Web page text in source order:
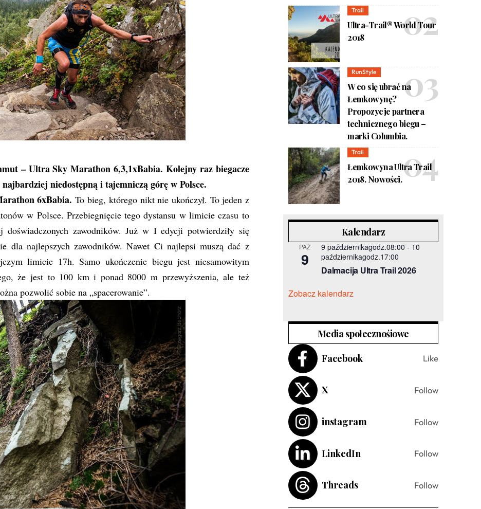
– Ultra Sky Marathon 6,3,1xBabia. Kolejny raz biegacze
niedostępną i tajemniczą górę w Polsce.
6xBabia. To bieg, którego nikt nie ukończył. To jeden z
w Polsce. Przebiegnięcie tego dystansu w limicie czasu to
zawodników. Już w I edycji potwierdziły się
dla najlepszych zawodników. Nawet Ci najlepsi muszą dać z
limicie 17h. Samo ukończenie biegu jest niesamowitym
że jest to 100 km i ponad 8000 m przewyższenia, ale też
pozwolić sobie na „spacerowanie”.
Trail
Ultra-Trail® World Tour
2018
RunStyle
W co się ubrać na
Łemkowynę?
Propozycje partnera
technicznego biegu –
marki Columbia.
Trail
Łemkowyna Ultra Trail
2018. Nowości.
Kalendarz
PAŹ
9
9 październikagodz.08:00 - 10
październikagodz.17:00
Dalmacija Ultra Trail 2026
Zobacz kalendarz
Media społecznośiowe
Facebook
Like
X Follow
instagram Follow
LinkedIn Follow
Threads Follow